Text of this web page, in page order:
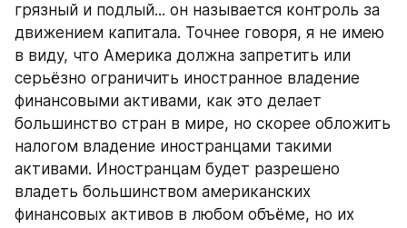
грязный и подлый... он называется контроль за
движением капитала. Точнее говоря, я не имею
в виду, что Америка должна запретить или
серьёзно ограничить иностранное владение
финансовыми активами, как это делает
большинство стран в мире, но скорее обложить
налогом владение иностранцами такими
активами. Иностранцам будет разрешено
владеть большинством американских
финансовых активов в любом объёме, но их